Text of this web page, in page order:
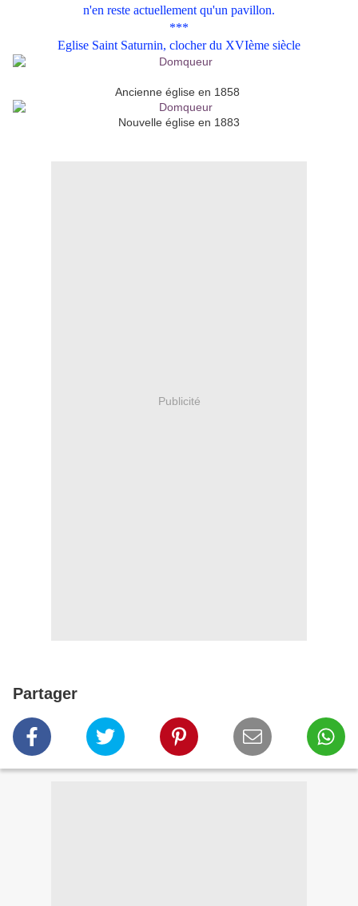
n'en reste actuellement qu'un pavillon.
***
Eglise Saint Saturnin, clocher du XVIème siècle
Ancienne église en 1858
Nouvelle église en 1883
Publicité
Partager